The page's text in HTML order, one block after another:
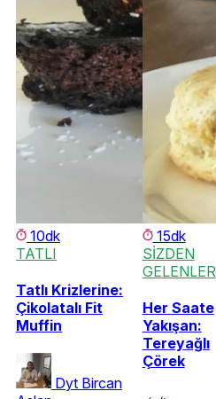
10dk
TATLI
Tatlı Krizlerine:
Çikolatalı Fit
Muffin
Dyt Bircan
15dk
SİZDEN
GELENLER
Her Saate
Yakışan:
Tereyağlı
Çörek